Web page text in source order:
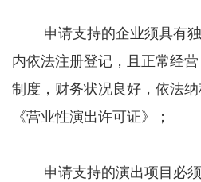
申请支持的企业须具有独
内依法注册登记，且正常经
制度，财务状况良好，依法
《营业性演出许可证》；
申请支持的演出项目必须